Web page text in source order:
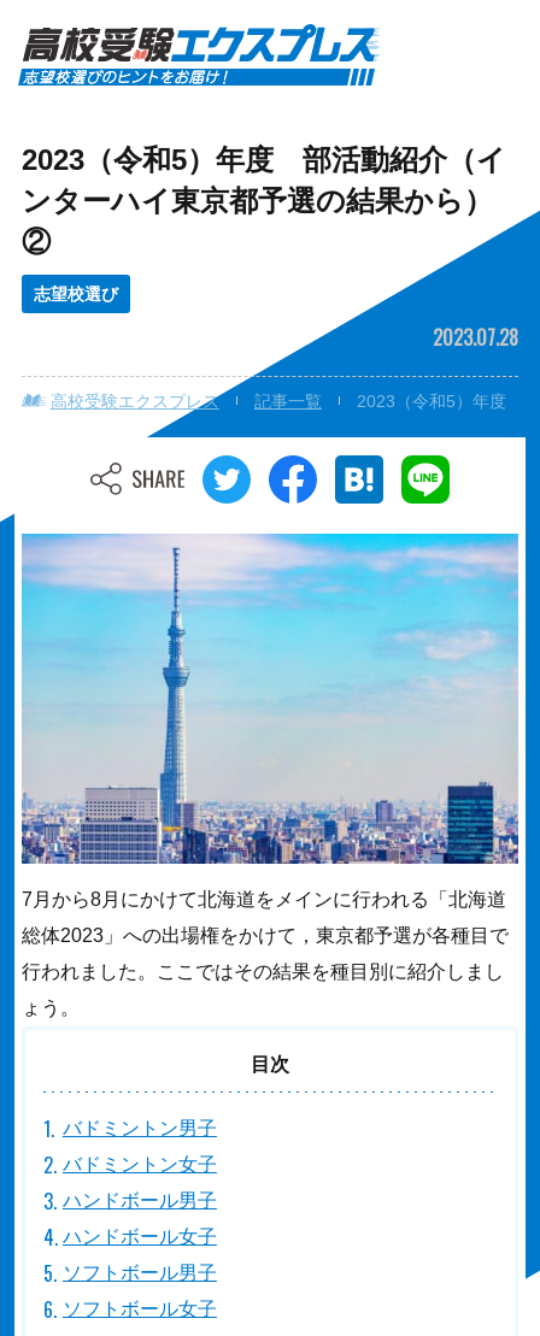
2023（令和5）年度 部活動紹介（イ
ンターハイ東京都予選の結果から）
②
志望校選び
2023.07.28
高校受験エクスプレス 記事一覧 2023（令和5）年度
7月から8月にかけて北海道をメインに行われる「北海道
総体2023」への出場権をかけて，東京都予選が各種目で
行われました。ここではその結果を種目別に紹介しまし
ょう。
目次
バドミントン男子
バドミントン女子
ハンドボール男子
ハンドボール女子
ソフトボール男子
ソフトボール女子